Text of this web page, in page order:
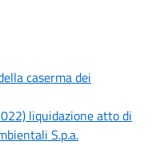
caserma dei
liquidazione atto di
S.p.a.